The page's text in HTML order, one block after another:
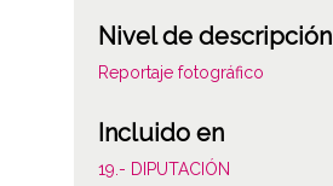
Nivel de descripción
Reportaje fotográfico
Incluido en
19.- DIPUTACIÓN